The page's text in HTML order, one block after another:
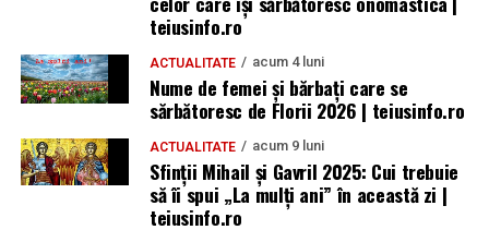
teiusinfo.ro
ACTUALITATE acum 4 luni
Nume de femei și bărbați care se
sărbătoresc de Florii 2026 | teiusinfo.ro
ACTUALITATE acum 9 luni
Sfinții Mihail și Gavril 2025: Cui trebuie
să îi spui „La mulţi ani” în această zi |
teiusinfo.ro